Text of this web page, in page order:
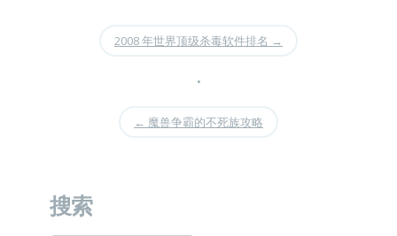
2008 年世界顶级杀毒软件排名 →
•
← 魔兽争霸的不死族攻略
搜索